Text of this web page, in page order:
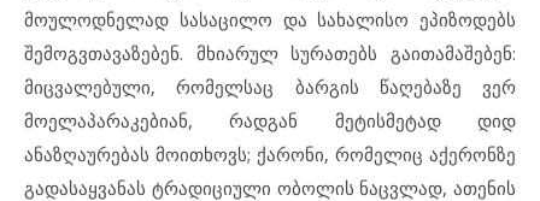
მოულოდნელად სასაცილო და სახალისო ეპიზოდებს
შემოგვთავაზებენ. მხიარულ სურათებს გაითამაშებენ:
მიცვალებული, რომელსაც ბარგის წაღებაზე ვერ
მოელაპარაკებიან, რადგან მეტისმეტად დიდ
ანაზღაურებას მოითხოვს; ქარონი, რომელიც აქერონზე
გადასაყვანას ტრადიციული ობოლის ნაცვლად, ათენის